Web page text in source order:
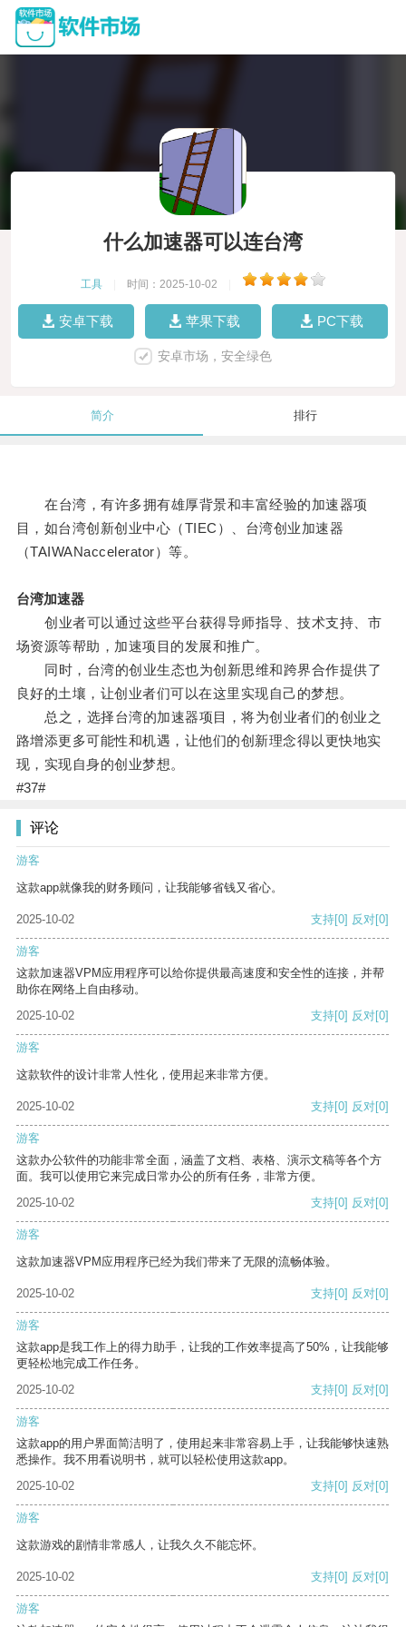
什么加速器可以连台湾
工具 时间：2025-10-02
安卓下载 苹果下载 PC下载
安卓市场，安全绿色
简介 排行
在台湾，有许多拥有雄厚背景和丰富经验的加速器项
目，如台湾创新创业中心（TIEC）、台湾创业加速器
（TAIWANaccelerator）等。
台湾加速器
创业者可以通过这些平台获得导师指导、技术支持、市
场资源等帮助，加速项目的发展和推广。
同时，台湾的创业生态也为创新思维和跨界合作提供了
良好的土壤，让创业者们可以在这里实现自己的梦想。
总之，选择台湾的加速器项目，将为创业者们的创业之
路增添更多可能性和机遇，让他们的创新理念得以更快地实
现，实现自身的创业梦想。
#37#
评论
游客
这款app就像我的财务顾问，让我能够省钱又省心。
2025-10-02 支持[0] 反对[0]
游客
这款加速器VPM应用程序可以给你提供最高速度和安全性的连接，并帮
助你在网络上自由移动。
2025-10-02
支持[0] 反对[0]
游客
这款软件的设计非常人性化，使用起来非常方便。
2025-10-02 支持[0] 反对[0]
游客
这款办公软件的功能非常全面，涵盖了文档、表格、演示文稿等各个方
面。我可以使用它来完成日常办公的所有任务，非常方便。
2025-10-02
支持[0] 反对[0]
游客
这款加速器VPM应用程序已经为我们带来了无限的流畅体验。
2025-10-02 支持[0] 反对[0]
游客
这款app是我工作上的得力助手，让我的工作效率提高了50%，让我能够
更轻松地完成工作任务。
2025-10-02
支持[0] 反对[0]
游客
这款app的用户界面简洁明了，使用起来非常容易上手，让我能够快速熟
悉操作。我不用看说明书，就可以轻松使用这款app。
2025-10-02
支持[0] 反对[0]
游客
这款游戏的剧情非常感人，让我久久不能忘怀。
2025-10-02 支持[0] 反对[0]
游客